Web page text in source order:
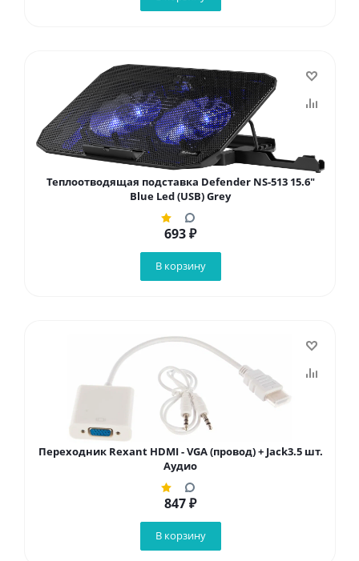
Теплоотводящая подставка Defender NS-513 15.6"
Blue Led (USB) Grey
693₽
В корзину
Переходник Rexant HDMI - VGA (провод) + Jack3.5 шт.
Аудио
847₽
В корзину